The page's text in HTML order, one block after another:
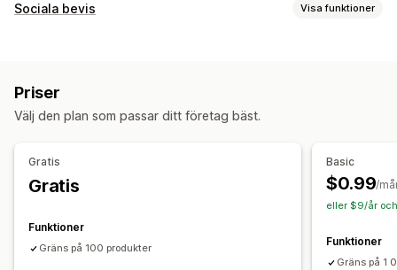
Sociala bevis Visa funktioner
Priser
Välj den plan som passar ditt företag bäst.
Gratis
Gratis
Funktioner
Gräns på 100 produkter
Basic
$0.99/
eller $9/år
Funktioner
Gräns på 1